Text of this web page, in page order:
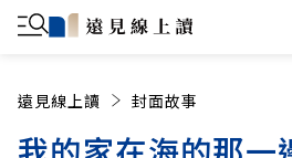
遠見線上讀 封面故事